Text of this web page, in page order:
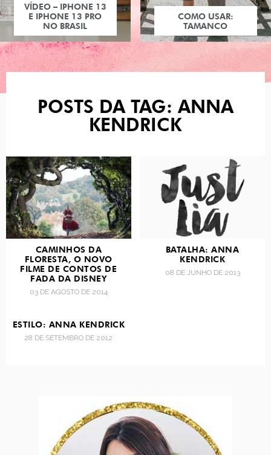
VÍDEO – IPHONE 13
E IPHONE 13 PRO
NO BRASIL
COMO USAR:
TAMANCO
POSTS DA TAG: ANNA
KENDRICK
CAMINHOS DA
FLORESTA, O NOVO
FILME DE CONTOS DE
FADA DA DISNEY
03 DE AGOSTO DE 2014
BATALHA: ANNA
KENDRICK
08 DE JUNHO DE 2013
ESTILO: ANNA KENDRICK
28 DE SETEMBRO DE 2012